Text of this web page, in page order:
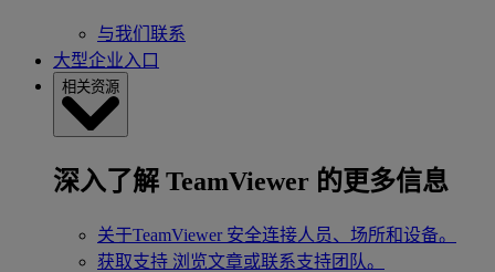
与我们联系
大型企业入口
相关资源
深入了解 TeamViewer 的更多信息
关于TeamViewer 安全连接人员、场所和设备。
获取支持 浏览文章或联系支持团队。